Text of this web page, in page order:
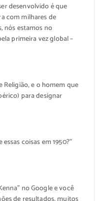
desenvolvido é que
com milhares de
nós estamos no
primeira vez global –
Religião, e o homem que
para designar
coisas em 1950?”
no Google e você